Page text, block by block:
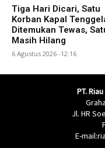
Tiga Hari Dicari, Satu
Korban Kapal
Ditemukan Tewas,
Masih Hilang
6 Agustus 2026 -12:16
PT.
Jl. HR
E-